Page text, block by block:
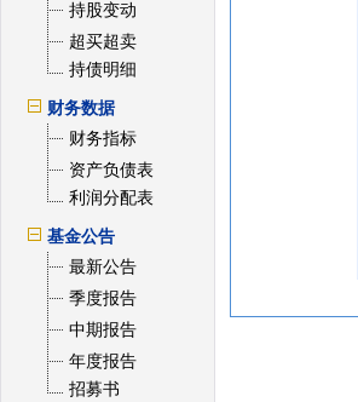
持股变动
超买超卖
持债明细
财务数据
财务指标
资产负债表
利润分配表
基金公告
最新公告
季度报告
中期报告
年度报告
招募书